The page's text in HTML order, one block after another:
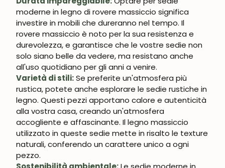
moderne in legno di rovere massiccio significa
investire in mobili che dureranno nel tempo. Il
rovere massiccio è noto per la sua resistenza e
durevolezza, e garantisce che le vostre sedie non
solo siano belle da vedere, ma resistano anche
all'uso quotidiano per gli anni a venire.
Varietà di stili:Se preferite un'atmosfera più
rustica, potete anche esplorare le sedie rustiche in
legno. Questi pezzi apportano calore e autenticità
alla vostra casa, creando un'atmosfera
accogliente e affascinante. Il legno massiccio
utilizzato in queste sedie mette in risalto le texture
naturali, conferendo un carattere unico a ogni
pezzo.